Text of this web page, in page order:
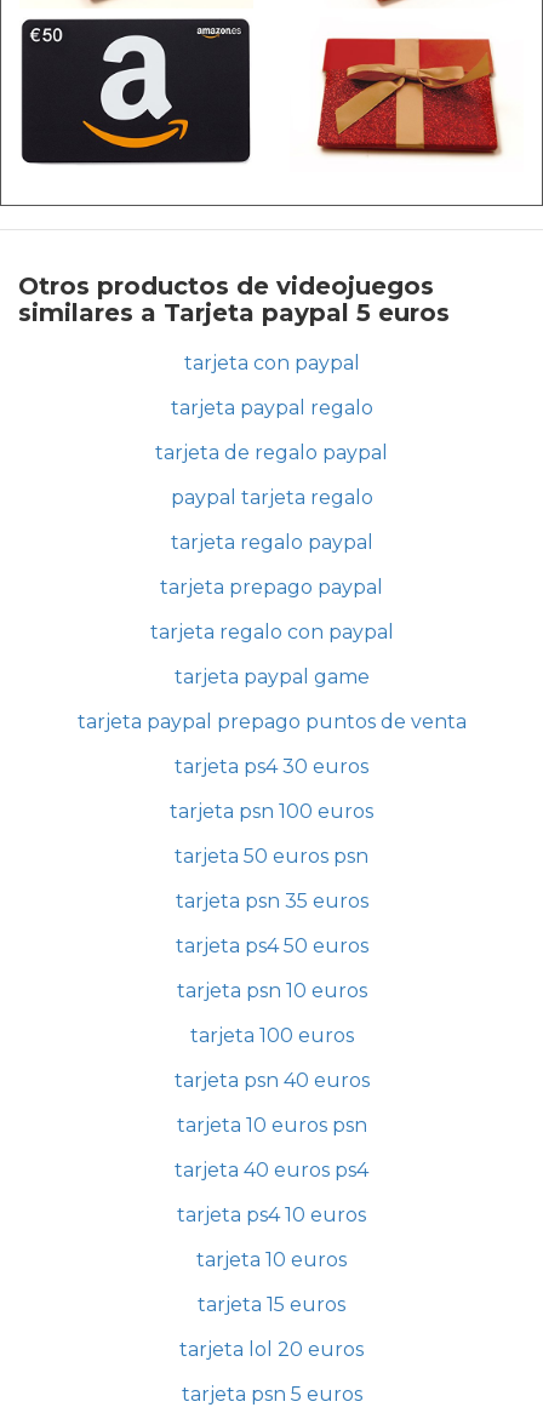
Otros productos de videojuegos
similares a Tarjeta paypal 5 euros
tarjeta con paypal
tarjeta paypal regalo
tarjeta de regalo paypal
paypal tarjeta regalo
tarjeta regalo paypal
tarjeta prepago paypal
tarjeta regalo con paypal
tarjeta paypal game
tarjeta paypal prepago puntos de venta
tarjeta ps4 30 euros
tarjeta psn 100 euros
tarjeta 50 euros psn
tarjeta psn 35 euros
tarjeta ps4 50 euros
tarjeta psn 10 euros
tarjeta 100 euros
tarjeta psn 40 euros
tarjeta 10 euros psn
tarjeta 40 euros ps4
tarjeta ps4 10 euros
tarjeta 10 euros
tarjeta 15 euros
tarjeta lol 20 euros
tarjeta psn 5 euros